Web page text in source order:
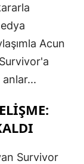
Acun
Survivor